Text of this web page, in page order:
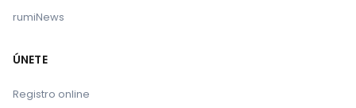
rumiNews
ÚNETE
Registro online